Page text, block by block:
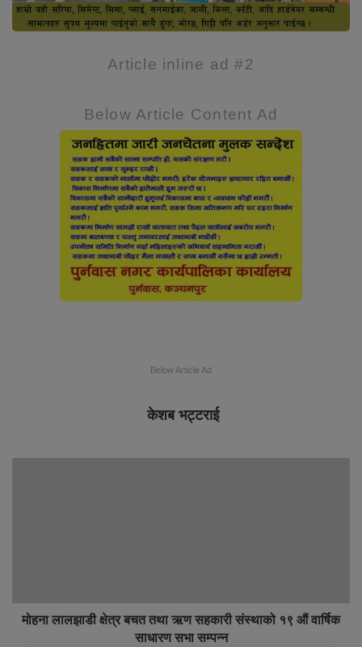
Article inline ad #2
Below Article Content Ad
Below Article Ad
केशब भट्टराई
मोहना लालझाडी क्षेत्र बचत तथा ऋण सहकारी संस्थाको १९ औं वार्षिक
साधारण सभा सम्पन्न